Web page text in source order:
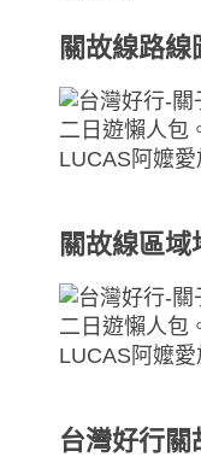
關故線路
關故線區
台灣好行